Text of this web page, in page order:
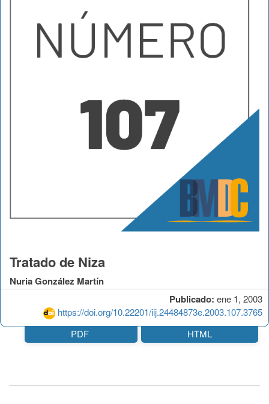
Publicado: ene 1, 2003
https://doi.org/10.22201/iij.24484873e.2003.107.3765
Tratado de Niza
Nuria González Martín
PDF HTML